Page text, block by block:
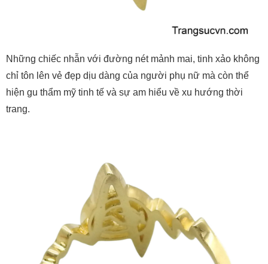
Những chiếc nhẫn với đường nét mảnh mai, tinh xảo không
chỉ tôn lên vẻ đẹp dịu dàng của người phụ nữ mà còn thể
hiện gu thẩm mỹ tinh tế và sự am hiểu về xu hướng thời
trang.